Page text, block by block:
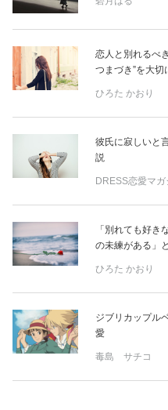
恋人と別れるべ
つまづき”を大切
ひろた かおり
彼氏に寂しいと
説
DRESS恋愛マガ
「別れても好き
の未練がある」
ひろた かおり
ジブリカップル
愛
毒島 サチコ